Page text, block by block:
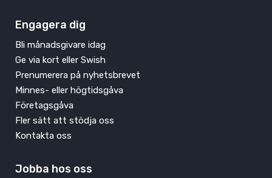
Engagera dig
Bli månadsgivare idag
Ge via kort eller Swish
Prenumerera på nyhetsbrevet
Minnes- eller högtidsgåva
Företagsgåva
Fler sätt att stödja oss
Kontakta oss
Jobba hos oss